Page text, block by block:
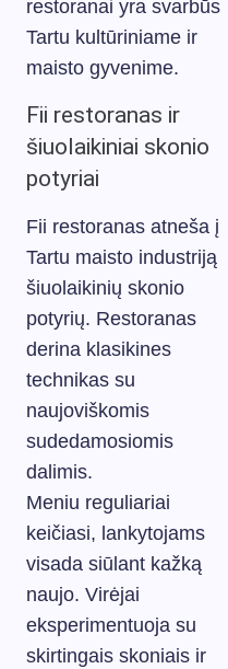
restoranai yra svarbūs
Tartu kultūriniame ir
maisto gyvenime.
Fii restoranas ir
šiuolaikiniai skonio
potyriai
Fii restoranas atneša į
Tartu maisto industriją
šiuolaikinių skonio
potyrių. Restoranas
derina klasikines
technikas su
naujoviškomis
sudedamosiomis
dalimis.
Meniu reguliariai
keičiasi, lankytojams
visada siūlant kažką
naujo. Virėjai
eksperimentuoja su
skirtingais skoniais ir